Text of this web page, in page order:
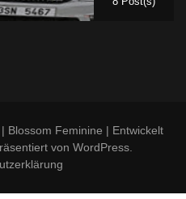
Blossom Feminine | Entwickelt
von WordPress.